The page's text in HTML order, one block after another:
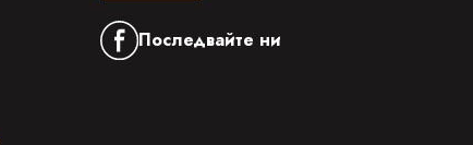
Последвайте ни